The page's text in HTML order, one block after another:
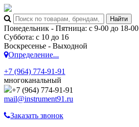
Понедельник - Пятница: с 9-00 до 18-00
Суббота: с 10 до 16
Воскресенье - Выходной
Определение...
+7 (964) 774-91-91
многоканальный
+7 (964) 774-91-91
mail@instrument91.ru
Заказать звонок